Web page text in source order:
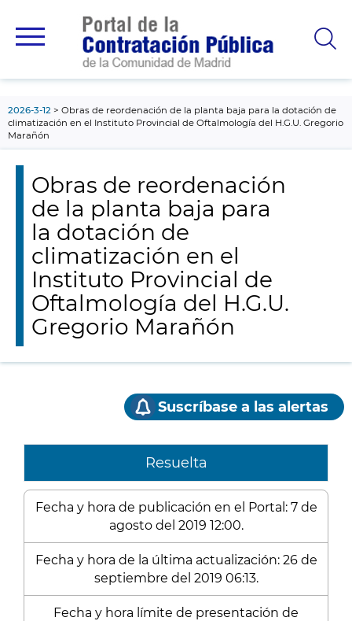
principal
2026-3-12
Obras de reordenación de la planta baja para la dotación de
climatización en el Instituto Provincial de Oftalmología del H.G.U. Gregorio
Marañón
Obras de reordenación
de la planta baja para
la dotación de
climatización en el
Instituto Provincial de
Oftalmología del H.G.U.
Gregorio Marañón
Suscríbase a las alertas
Resuelta
Fecha y hora de publicación en el Portal: 7 de
agosto del 2019 12:00.
Fecha y hora de la última actualización: 26 de
septiembre del 2019 06:13.
Fecha y hora límite de presentación de